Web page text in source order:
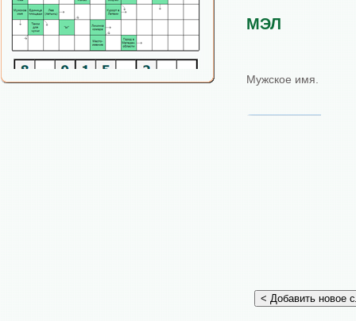
МЭЛ
Мужское имя.